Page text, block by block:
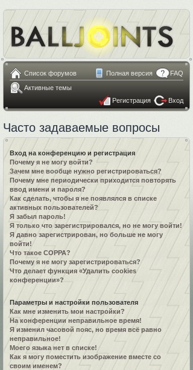
Список форумов FAQ
Полная версия
Активные темы
Регистрация
Вход
Часто задаваемые вопросы
Вход на конференцию и регистрация
Почему я не могу войти?
Зачем мне вообще нужно регистрироваться?
Почему мне периодически приходится повторять
ввод имени и пароля?
Как сделать, чтобы я не появлялся в списке
активных пользователей?
Я забыл пароль!
Я только что зарегистрировался, но не могу войти!
Я давно зарегистрирован, но больше не могу
войти!
Что такое COPPA?
Почему я не могу зарегистрироваться?
Что делает функция «Удалить cookies
конференции»?
Параметры и настройки пользователя
Как мне изменить мои настройки?
На конференции неправильное время!
Я изменил часовой пояс, но время всё равно
неправильное!
Моего языка нет в списке!
Как я могу поместить изображение вместе со
своим именем?